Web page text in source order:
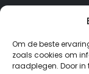
Om de beste
zoals cookies om
raadplegen. Door in
© Copyright